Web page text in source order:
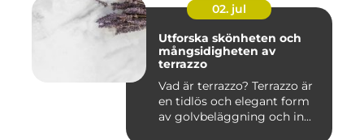
02. jul
Utforska skönheten och
mångsidigheten av
terrazzo
Vad är terrazzo? Terrazzo är
en tidlös och elegant form
av golvbeläggning och in...